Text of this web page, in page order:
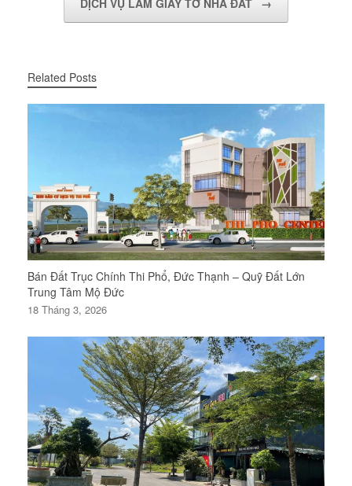
Related Posts
Bán Đất Trục Chính Thi Phổ, Đức Thạnh – Quỹ Đất Lớn
Trung Tâm Mộ Đức
18 Tháng 3, 2026